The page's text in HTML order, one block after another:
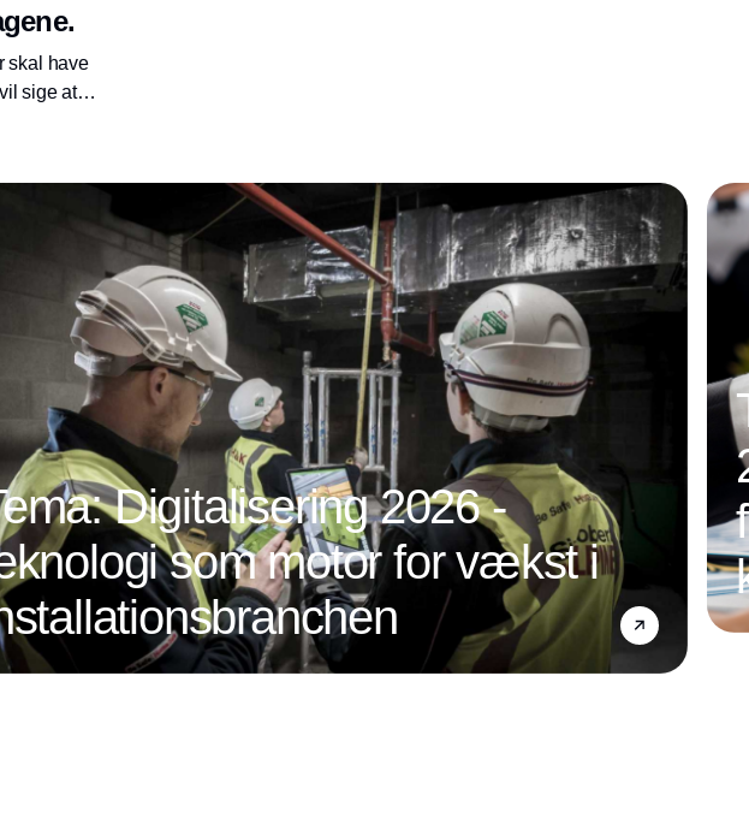
skal have
sige at
Digitalisering 2026 -
som motor for vækst i